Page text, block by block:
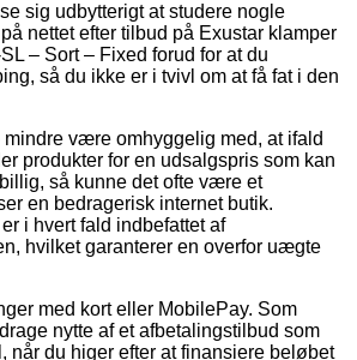
sig udbytterigt at studere nogle
nettet efter tilbud på Exustar klamper
– Sort – Fixed forud for at du
så du ikke er i tvivl om at få fat i den
mindre være omhyggelig med, at ifald
produkter for en udsalgspris som kan
så kunne det ofte være et
en bedragerisk internet butik.
i hvert fald indbefattet af
hvilket garanterer en overfor uægte
med kort eller MobilePay. Som
nytte af et afbetalingstilbud som
når du higer efter at finansiere beløbet